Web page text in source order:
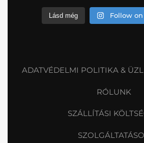
Lásd még Follow
ADATVÉDELMI POLITIKA &
RÓLUNK
SZÁLLÍTÁSI